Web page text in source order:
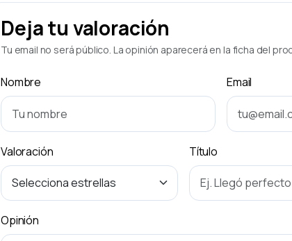
Deja tu valoración
Tu email no será público. La opinión aparecerá en la ficha del
Nombre Email
Valoración Título
Opinión